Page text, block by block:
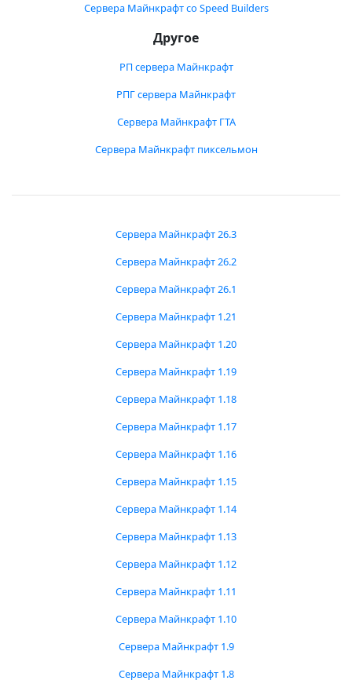
Сервера Майнкрафт со Speed Builders
Другое
РП сервера Майнкрафт
РПГ сервера Майнкрафт
Сервера Майнкрафт ГТА
Сервера Майнкрафт пиксельмон
Сервера Майнкрафт 26.3
Сервера Майнкрафт 26.2
Сервера Майнкрафт 26.1
Сервера Майнкрафт 1.21
Сервера Майнкрафт 1.20
Сервера Майнкрафт 1.19
Сервера Майнкрафт 1.18
Сервера Майнкрафт 1.17
Сервера Майнкрафт 1.16
Сервера Майнкрафт 1.15
Сервера Майнкрафт 1.14
Сервера Майнкрафт 1.13
Сервера Майнкрафт 1.12
Сервера Майнкрафт 1.11
Сервера Майнкрафт 1.10
Сервера Майнкрафт 1.9
Сервера Майнкрафт 1.8